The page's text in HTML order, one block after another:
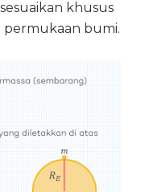
khusus
permukaan bumi.